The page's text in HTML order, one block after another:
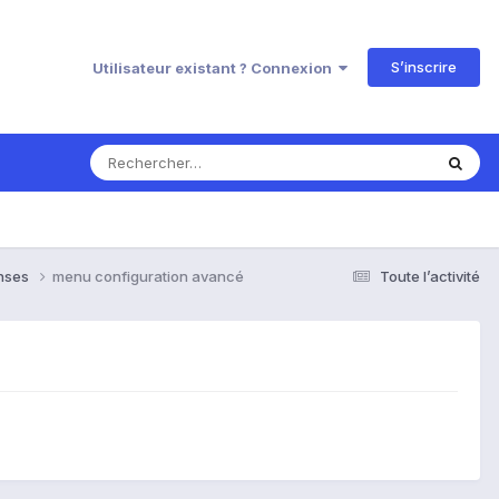
Utilisateur existant ? Connexion S’inscrire
Toute l’activité
menu configuration avancé